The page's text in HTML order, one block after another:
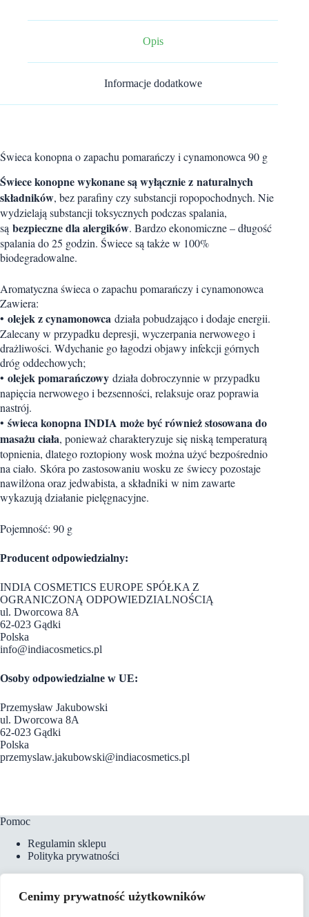
Cenimy prywatność użytkowników
Opis
Informacje dodatkowe
Świeca konopna o zapachu pomarańczy i cynamonowca 90 g
Świece konopne wykonane są wyłącznie z naturalnych
składników, bez parafiny czy substancji ropopochodnych. Nie
wydzielają substancji toksycznych podczas spalania,
są bezpieczne dla alergików. Bardzo ekonomiczne – długość
spalania do 25 godzin. Świece są także w 100%
biodegradowalne.
Aromatyczna świeca o zapachu pomarańczy i cynamonowca
Zawiera:
• olejek z cynamonowca działa pobudzająco i dodaje energii.
Zalecany w przypadku depresji, wyczerpania nerwowego i
drażliwości. Wdychanie go łagodzi objawy infekcji górnych
dróg oddechowych;
• olejek pomarańczowy działa dobroczynnie w przypadku
napięcia nerwowego i bezsenności, relaksuje oraz poprawia
nastrój.
• świeca konopna INDIA może być również stosowana do
masażu ciała, ponieważ charakteryzuje się niską temperaturą
topnienia, dlatego roztopiony wosk można użyć bezpośrednio
na ciało. Skóra po zastosowaniu wosku ze świecy pozostaje
nawilżona oraz jedwabista, a składniki w nim zawarte
wykazują działanie pielęgnacyjne.
Pojemność: 90 g
Producent odpowiedzialny:
INDIA COSMETICS EUROPE SPÓŁKA Z
OGRANICZONĄ ODPOWIEDZIALNOŚCIĄ
ul. Dworcowa 8A
62-023 Gądki
Polska
info@indiacosmetics.pl
Osoby odpowiedzialne w UE:
Przemysław Jakubowski
ul. Dworcowa 8A
62-023 Gądki
Polska
przemyslaw.jakubowski@indiacosmetics.pl
Pomoc
Regulamin sklepu
Polityka prywatności
Płatności i dostawa